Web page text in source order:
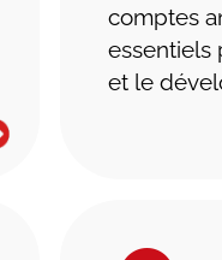
comptes
essentiels
et le